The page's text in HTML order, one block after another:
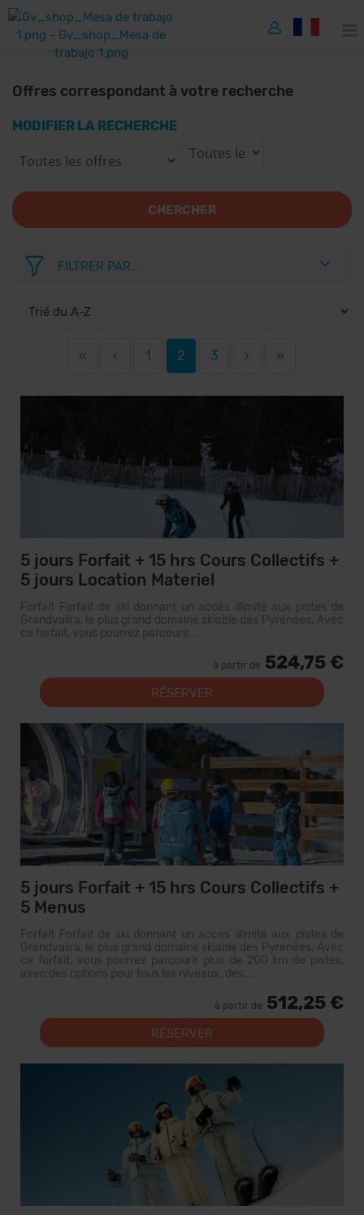
Offres correspondant à votre recherche
MODIFIER LA RECHERCHE
CHERCHER
FILTRER PAR...
« ‹ 1 2 3 › »
5 jours Forfait + 15 hrs Cours Collectifs +
5 jours Location Materiel
Forfait Forfait de ski donnant un accès illimité aux pistes de
Grandvalira, le plus grand domaine skiable des Pyrénées. Avec
ce forfait, vous pourrez parcourir...
à partir de 524,75 €
RÉSERVER
5 jours Forfait + 15 hrs Cours Collectifs +
5 Menus
Forfait Forfait de ski donnant un accès illimité aux pistes de
Grandvalira, le plus grand domaine skiable des Pyrénées. Avec
ce forfait, vous pourrez parcourir plus de 200 km de pistes,
avec des options pour tous les niveaux, des...
à partir de 512,25 €
RÉSERVER